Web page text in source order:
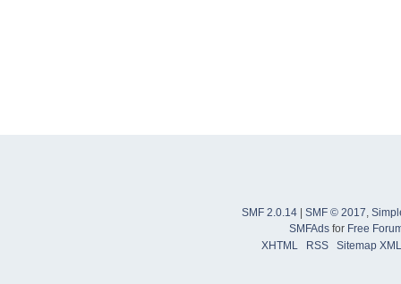
SMF 2.0.14 SMF © 2017
SMFAdsfor Free
XHTML
RSS Sitemap XML